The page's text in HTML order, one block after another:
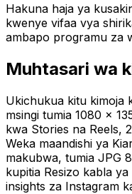
Hakuna haja ya
kwenye vifaa vya
ambapo programu za
Muhtasari wa
Ukichukua kitu kimoja
msingi tumia 1080 ×
kwa Stories na Reels,
Weka maandishi ya
makubwa, tumia JPG
kupitia Resizo kabla
insights za Instagram